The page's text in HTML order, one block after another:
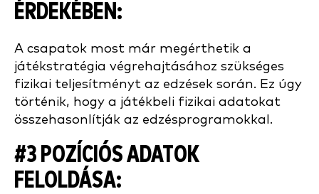
ÉRDEKÉBEN:
A csapatok most már megérthetik a
játékstratégia végrehajtásához szükséges
fizikai teljesítményt az edzések során. Ez úgy
történik, hogy a játékbeli fizikai adatokat
összehasonlítják az edzésprogramokkal.
#3 POZÍCIÓS ADATOK
FELOLDÁSA: